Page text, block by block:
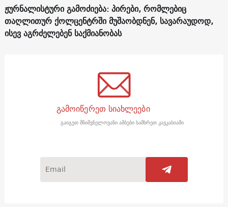
ჟურნალისტური გამოძიება: პირები, რომლებიც
თაღლითურ ქოლცენტრში მუშაობდნენ, სავარაუდოდ,
ისევ აგრძელებენ საქმიანობას
გამოიწერეთ სიახლეები
გაიგეთ მნიშვნელოვანი ამბები სამხრეთ კავკასიაში